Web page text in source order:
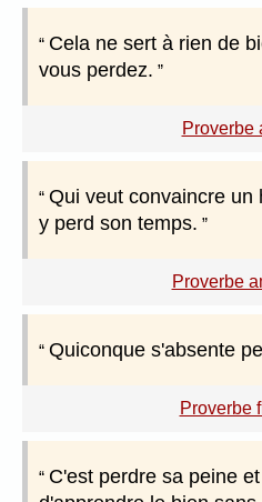
Cela ne sert à rien de
vous perdez.
Proverbe
Qui veut convaincre un
y perd son temps.
Proverbe
Quiconque s'absente
Proverbe
C'est perdre sa peine